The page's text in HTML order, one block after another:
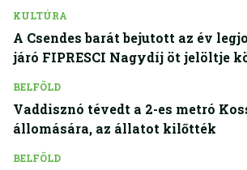
KULTÚRA
A Csendes barát bejutott az év
járó FIPRESCI Nagydíj öt jelöltje
BELFÖLD
Vaddisznó tévedt a 2-es metró
állomására, az állatot kilőtték
BELFÖLD